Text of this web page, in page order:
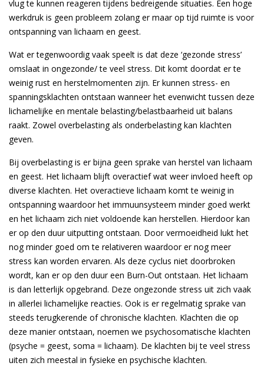
vlug te kunnen reageren tijdens bedreigende situaties. Een hoge
werkdruk is geen probleem zolang er maar op tijd ruimte is voor
ontspanning van lichaam en geest.
Wat er tegenwoordig vaak speelt is dat deze ‘gezonde stress’
omslaat in ongezonde/ te veel stress. Dit komt doordat er te
weinig rust en herstelmomenten zijn. Er kunnen stress- en
spanningsklachten ontstaan wanneer het evenwicht tussen deze
lichamelijke en mentale belasting/belastbaarheid uit balans
raakt. Zowel overbelasting als onderbelasting kan klachten
geven.
Bij overbelasting is er bijna geen sprake van herstel van lichaam
en geest. Het lichaam blijft overactief wat weer invloed heeft op
diverse klachten. Het overactieve lichaam komt te weinig in
ontspanning waardoor het immuunsysteem minder goed werkt
en het lichaam zich niet voldoende kan herstellen. Hierdoor kan
er op den duur uitputting ontstaan. Door vermoeidheid lukt het
nog minder goed om te relativeren waardoor er nog meer
stress kan worden ervaren. Als deze cyclus niet doorbroken
wordt, kan er op den duur een Burn-Out ontstaan. Het lichaam
is dan letterlijk opgebrand. Deze ongezonde stress uit zich vaak
in allerlei lichamelijke reacties. Ook is er regelmatig sprake van
steeds terugkerende of chronische klachten. Klachten die op
deze manier ontstaan, noemen we psychosomatische klachten
(psyche = geest, soma = lichaam). De klachten bij te veel stress
uiten zich meestal in fysieke en psychische klachten.